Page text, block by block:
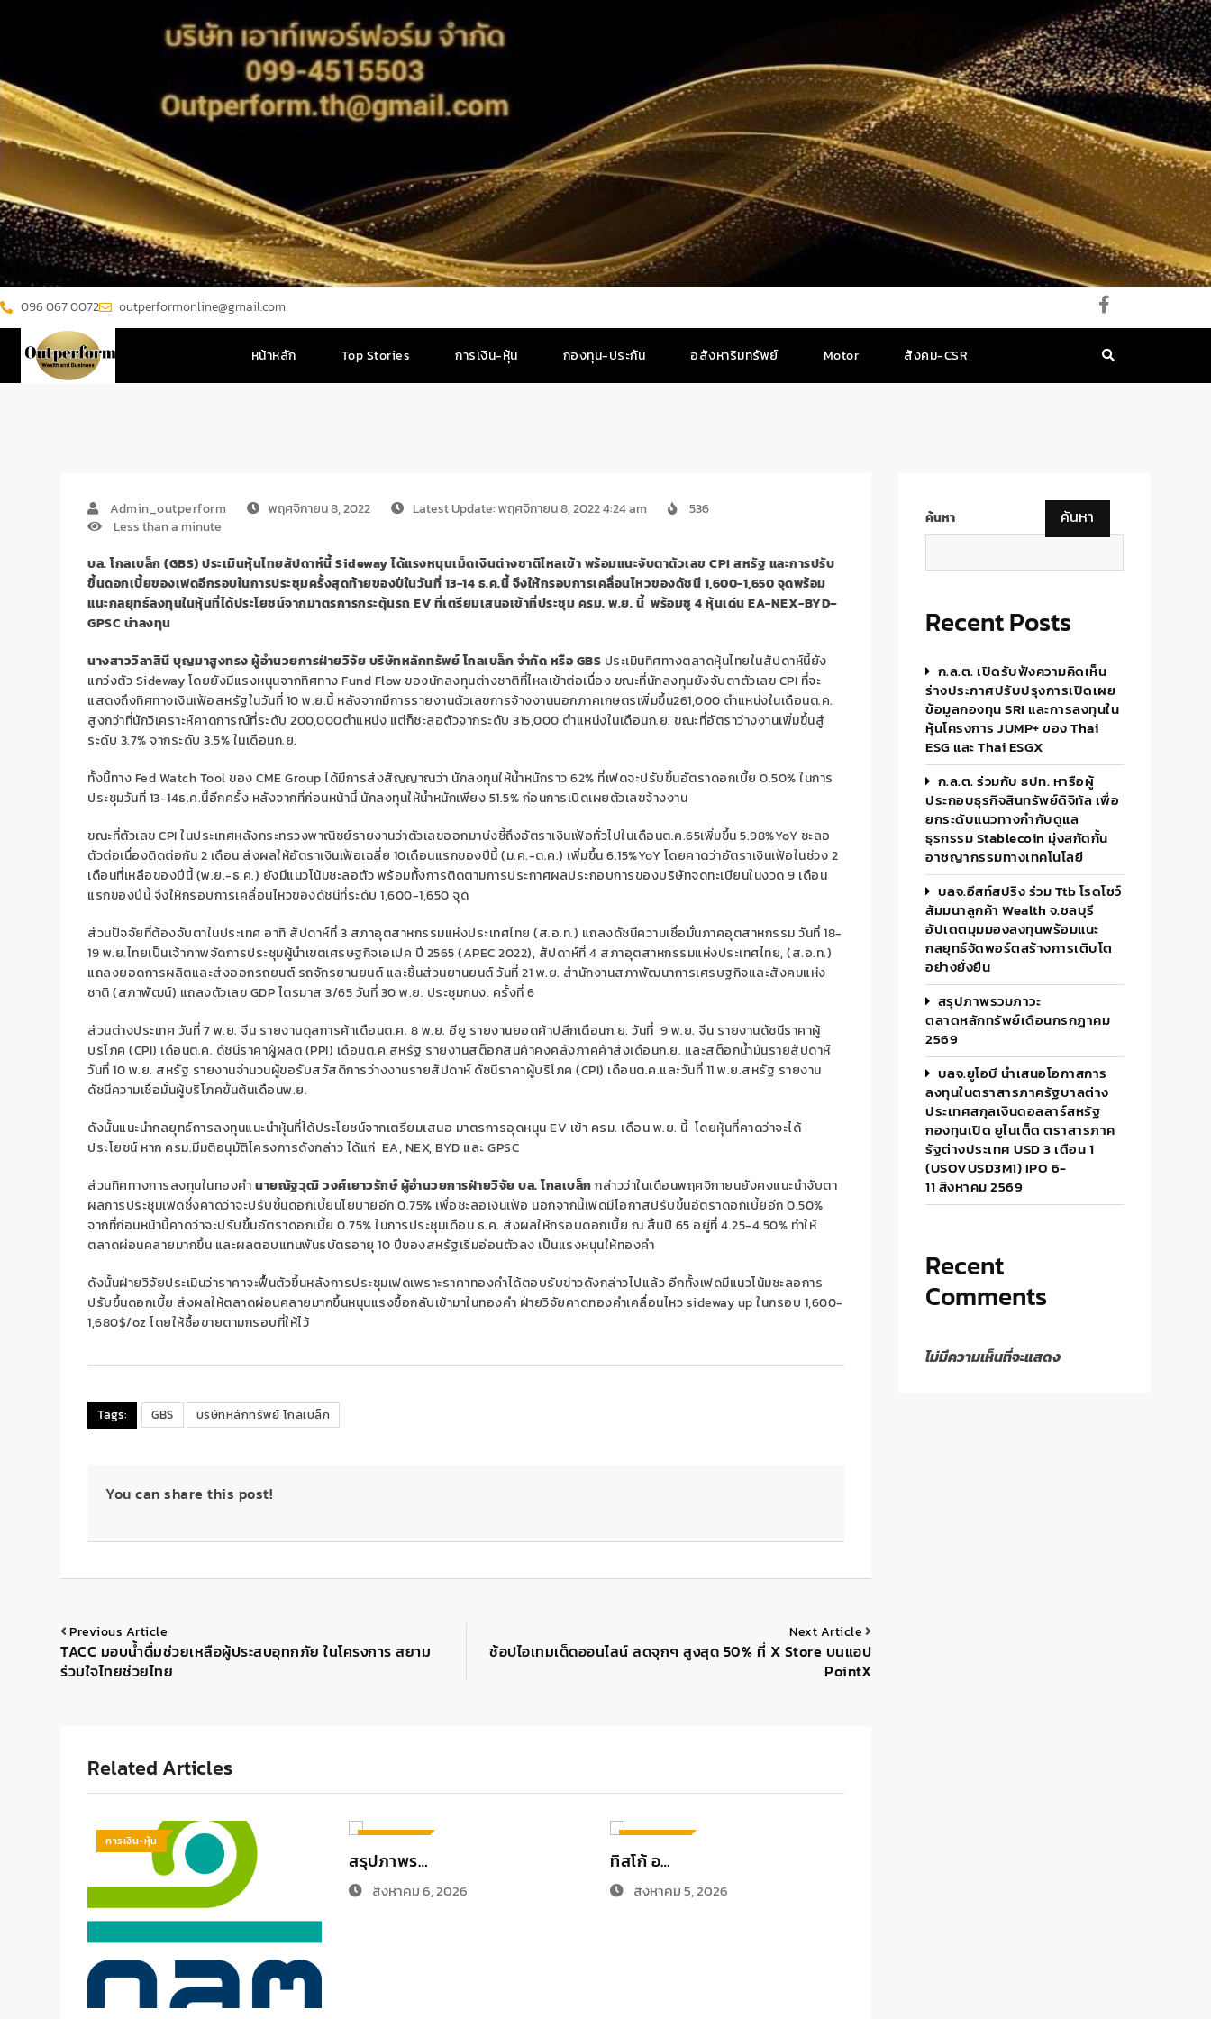
096 067 0072 outperformonline@gmail.com
หน้าหลัก Top Stories การเงิน-หุ้น กองทุน-ประกัน อสังหาริมทรัพย์ Motor สังคม-CSR
Admin_outperform พฤศจิกายน 8, 2022 Latest Update: พฤศจิกายน 8, 2022 4:24 am
536
Less than a minute
บล.โกลเบล็ก(GBS)ประเมินหุ้นไทยสัปดาห์นี้Sidewayได้แรงหนุนเม็ดเงินต่างชาติไหลเข้า พร้อมแนะจับตาตัวเลข CPI สหรัฐ และการปรับ
ขึ้นดอกเบี้ยของเฟดอีกรอบในการประชุมครั้งสุดท้ายของปีในวันที่13-14 ธ.ค.นี้จึงให้กรอบการเคลื่อนไหวของดัชนี1,600-1,650จุดพร้อม
แนะกลยุทธ์ลงทุนในหุ้นที่ได้ประโยชน์จากมาตรการกระตุ้นรถEV ที่เตรียมเสนอเข้าที่ประชุม ครม. พ.ย. นี้ พร้อมชู 4 หุ้นเด่นEA-NEX-BYD–
GPSC น่าลงทุน
นางสาววิลาสินี บุญมาสูงทรง ผู้อำนวยการฝ่ายวิจัย บริษัทหลักทรัพย์ โกลเบล็ก จำกัด หรือGBS ประเมินทิศทางตลาดหุ้นไทยในสัปดาห์นี้ยัง
แกว่งตัว Sideway โดยยังมีแรงหนุนจากทิศทาง Fund Flow ของนักลงทุนต่างชาติที่ไหลเข้าต่อเนื่อง ขณะที่นักลงทุนยังจับตาตัวเลข CPI ที่จะ
แสดงถึงทิศทางเงินเฟ้อสหรัฐในวันที่ 10 พ.ย.นี้ หลังจากมีการรายงานตัวเลขการจ้างงานนอกภาคเกษตรเพิ่มขึ้น261,000 ตำแหน่งในเดือนต.ค.
สูงกว่าที่นักวิเคราะห์คาดการณ์ที่ระดับ 200,000ตำแหน่ง แต่ก็ชะลอตัวจากระดับ 315,000 ตำแหน่งในเดือนก.ย. ขณะที่อัตราว่างงานเพิ่มขึ้นสู่
ระดับ 3.7% จากระดับ 3.5% ในเดือนก.ย.
ทั้งนี้ทาง Fed Watch Tool ของ CME Group ได้มีการส่งสัญญาณว่า นักลงทุนให้น้ำหนักราว 62% ที่เฟดจะปรับขึ้นอัตราดอกเบี้ย 0.50% ในการ
ประชุมวันที่ 13-14ธ.ค.นี้อีกครั้ง หลังจากที่ก่อนหน้านี้ นักลงทุนให้น้ำหนักเพียง 51.5% ก่อนการเปิดเผยตัวเลขจ้างงาน
ขณะที่ตัวเลข CPI ในประเทศหลังกระทรวงพาณิชย์รายงานว่าตัวเลขออกมาบ่งชี้ถึงอัตราเงินเฟ้อทั่วไปในเดือนต.ค.65เพิ่มขึ้น 5.98%YoY ชะลอ
ตัวต่อเนื่องติดต่อกัน 2 เดือน ส่งผลให้อัตราเงินเฟ้อเฉลี่ย 10เดือนแรกของปีนี้ (ม.ค.-ต.ค.) เพิ่มขึ้น 6.15%YoY โดยคาดว่าอัตราเงินเฟ้อในช่วง 2
เดือนที่เหลือของปีนี้ (พ.ย.-ธ.ค.) ยังมีแนวโน้มชะลอตัว พร้อมทั้งการติดตามการประกาศผลประกอบการของบริษัทจดทะเบียนในงวด 9 เดือน
แรกของปีนี้ จึงให้กรอบการเคลื่อนไหวของดัชนีที่ระดับ 1,600-1,650 จุด
ส่วนปัจจัยที่ต้องจับตาในประเทศ อาทิ สัปดาห์ที่ 3 สภาอุตสาหกรรมแห่งประเทศไทย (ส.อ.ท.) แถลงดัชนีความเชื่อมั่นภาคอุตสาหกรรม วันที่ 18-
19 พ.ย.ไทยเป็นเจ้าภาพจัดการประชุมผู้นำเขตเศรษฐกิจเอเปค ปี 2565 (APEC 2022), สัปดาห์ที่ 4 สภาอุตสาหกรรมแห่งประเทศไทย, (ส.อ.ท.)
แถลงยอดการผลิตและส่งออกรถยนต์ รถจักรยานยนต์ และชิ้นส่วนยานยนต์ วันที่ 21 พ.ย. สำนักงานสภาพัฒนาการเศรษฐกิจและสังคมแห่ง
ชาติ (สภาพัฒน์) แถลงตัวเลข GDP ไตรมาส 3/65 วันที่ 30 พ.ย. ประชุมกนง. ครั้งที่ 6
ส่วนต่างประเทศ วันที่ 7 พ.ย. จีน รายงานดุลการค้าเดือนต.ค. 8 พ.ย. อียู รายงานยอดค้าปลีกเดือนก.ย. วันที่ 9 พ.ย. จีน รายงานดัชนีราคาผู้
บริโภค (CPI) เดือนต.ค. ดัชนีราคาผู้ผลิต (PPI) เดือนต.ค.สหรัฐ รายงานสต็อกสินค้าคงคลังภาคค้าส่งเดือนก.ย. และสต็อกน้ำมันรายสัปดาห์
วันที่ 10 พ.ย. สหรัฐ รายงานจำนวนผู้ขอรับสวัสดิการว่างงานรายสัปดาห์ ดัชนีราคาผู้บริโภค (CPI) เดือนต.ค.และวันที่ 11 พ.ย.สหรัฐ รายงาน
ดัชนีความเชื่อมั่นผู้บริโภคขั้นต้นเดือนพ.ย.
ดังนั้นแนะนำกลยุทธ์การลงทุนแนะนำหุ้นที่ได้ประโยชน์จากเตรียมเสนอ มาตรการอุดหนุน EV เข้า ครม. เดือน พ.ย. นี้ โดยหุ้นที่คาดว่าจะได้
ประโยชน์ หาก ครม.มีมติอนุมัติโครงการดังกล่าว ได้แก่ EA, NEX, BYD และ GPSC
ส่วนทิศทางการลงทุนในทองคำนายณัฐวุฒิ วงศ์เยาวรักษ์ ผู้อำนวยการฝ่ายวิจัย บล. โกลเบล็กกล่าวว่าในเดือนพฤศจิกายนยังคงแนะนำจับตา
ผลการประชุมเฟดซึ่งคาดว่าจะปรับขึ้นดอกเบี้ยนโยบายอีก 0.75% เพื่อชะลอเงินเฟ้อ นอกจากนี้เฟดมีโอกาสปรับขึ้นอัตราดอกเบี้ยอีก 0.50%
จากที่ก่อนหน้านี้คาดว่าจะปรับขึ้นอัตราดอกเบี้ย 0.75% ในการประชุมเดือน ธ.ค. ส่งผลให้กรอบดอกเบี้ย ณ สิ้นปี 65 อยู่ที่ 4.25-4.50% ทำให้
ตลาดผ่อนคลายมากขึ้น และผลตอบแทนพันธบัตรอายุ 10 ปีของสหรัฐเริ่มอ่อนตัวลง เป็นแรงหนุนให้ทองคำ
ดังนั้นฝ่ายวิจัยประเมินว่าราคาจะฟื้นตัวขึ้นหลังการประชุมเฟดเพราะราคาทองคำได้ตอบรับข่าวดังกล่าวไปแล้ว อีกทั้งเฟดมีแนวโน้มชะลอการ
ปรับขึ้นดอกเบี้ย ส่งผลให้ตลาดผ่อนคลายมากขึ้นหนุนแรงซื้อกลับเข้ามาในทองคำ ฝ่ายวิจัยคาดทองคำเคลื่อนไหว sideway up ในกรอบ 1,600-
1,680$/oz โดยให้ซื้อขายตามกรอบที่ให้ไว้
Tags: GBS บริษัทหลักทรัพย์ โกลเบล็ก
You can share this post!
Previous Article
TACC มอบน้ำดื่มช่วยเหลือผู้ประสบอุทกภัย ในโครงการ สยาม
ร่วมใจไทยช่วยไทย
Next Article
ช้อปไอเทมเด็ดออนไลน์ ลดจุกๆ สูงสุด 50% ที่ X Store บนแอป
PointX
Related Articles
การเงิน-หุ้น
สรุปภาพร…
สิงหาคม 6, 2026
ทิสโก้ อ…
สิงหาคม 5, 2026
ค้นหา ค้นหา
Recent Posts
ก.ล.ต. เปิดรับฟังความคิดเห็น
ร่างประกาศปรับปรุงการเปิดเผย
ข้อมูลกองทุน SRI และการลงทุนใน
หุ้นโครงการ JUMP+ ของ Thai
ESG และ Thai ESGX
ก.ล.ต. ร่วมกับ ธปท. หารือผู้
ประกอบธุรกิจสินทรัพย์ดิจิทัล เพื่อ
ยกระดับแนวทางกำกับดูแล
ธุรกรรม Stablecoin มุ่งสกัดกั้น
อาชญากรรมทางเทคโนโลยี
บลจ.อีสท์สปริง ร่วม Ttb โรดโชว์
สัมมนาลูกค้า Wealth จ.ชลบุรี
อัปเดตมุมมองลงทุนพร้อมแนะ
กลยุทธ์จัดพอร์ตสร้างการเติบโต
อย่างยั่งยืน
สรุปภาพรวมภาวะ
ตลาดหลักทรัพย์เดือนกรกฎาคม
2569
บลจ.ยูโอบี นำเสนอโอกาสการ
ลงทุนในตราสารภาครัฐบาลต่าง
ประเทศสกุลเงินดอลลาร์สหรัฐ
กองทุนเปิด ยูไนเต็ด ตราสารภาค
รัฐต่างประเทศ USD 3 เดือน 1
(USOVUSD3M1) IPO 6-
11 สิงหาคม 2569
Recent
Comments
ไม่มีความเห็นที่จะแสดง